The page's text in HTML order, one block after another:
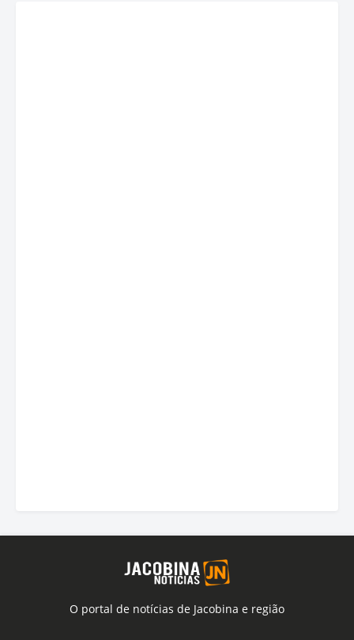
O portal de notícias de Jacobina e região